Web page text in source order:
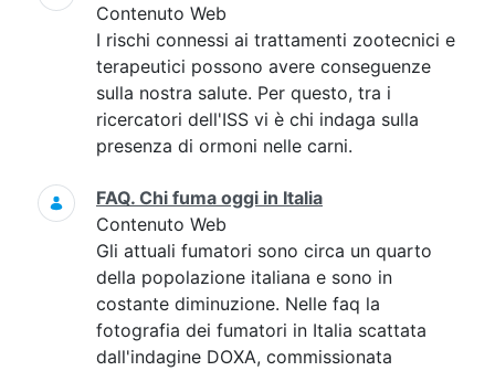
Contenuto Web
I rischi connessi ai trattamenti zootecnici e
terapeutici possono avere conseguenze
sulla nostra salute. Per questo, tra i
ricercatori dell'ISS vi è chi indaga sulla
presenza di ormoni nelle carni.
FAQ. Chi fuma oggi in Italia
Contenuto Web
Gli attuali fumatori sono circa un quarto
della popolazione italiana e sono in
costante diminuzione. Nelle faq la
fotografia dei fumatori in Italia scattata
dall'indagine DOXA, commissionata